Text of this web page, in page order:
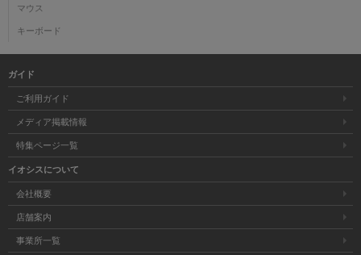
マウス
キーボード
ガイド
ご利用ガイド
メディア掲載情報
特集ページ一覧
イオシスについて
会社概要
店舗案内
事業所一覧